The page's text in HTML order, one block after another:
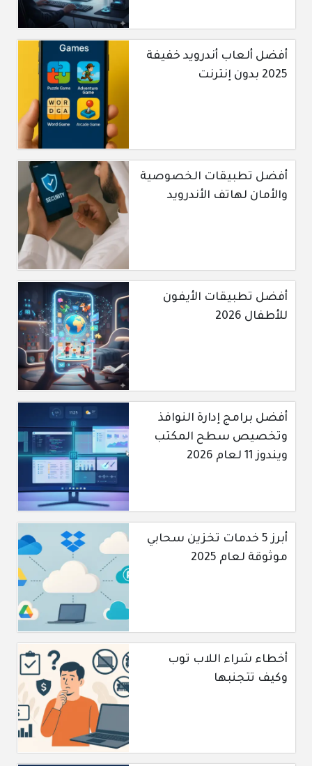
أفضل ألعاب أندرويد خفيفة
2025 بدون إنترنت
أفضل تطبيقات الخصوصية
والأمان لهاتف الأندرويد
أفضل تطبيقات الأيفون
للأطفال 2026
أفضل برامج إدارة النوافذ
وتخصيص سطح المكتب
ويندوز 11 لعام 2026
أبرز 5 خدمات تخزين سحابي
موثوقة لعام 2025
أخطاء شراء اللاب توب
وكيف تتجنبها